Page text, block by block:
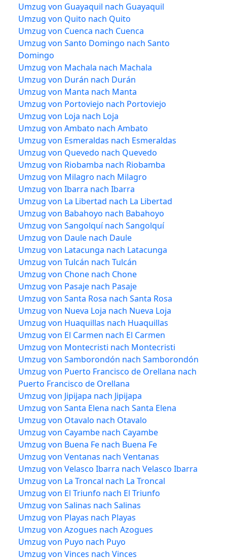
Umzug von Guayaquil nach Guayaquil
Umzug von Quito nach Quito
Umzug von Cuenca nach Cuenca
Umzug von Santo Domingo nach Santo
Domingo
Umzug von Machala nach Machala
Umzug von Durán nach Durán
Umzug von Manta nach Manta
Umzug von Portoviejo nach Portoviejo
Umzug von Loja nach Loja
Umzug von Ambato nach Ambato
Umzug von Esmeraldas nach Esmeraldas
Umzug von Quevedo nach Quevedo
Umzug von Riobamba nach Riobamba
Umzug von Milagro nach Milagro
Umzug von Ibarra nach Ibarra
Umzug von La Libertad nach La Libertad
Umzug von Babahoyo nach Babahoyo
Umzug von Sangolquí nach Sangolquí
Umzug von Daule nach Daule
Umzug von Latacunga nach Latacunga
Umzug von Tulcán nach Tulcán
Umzug von Chone nach Chone
Umzug von Pasaje nach Pasaje
Umzug von Santa Rosa nach Santa Rosa
Umzug von Nueva Loja nach Nueva Loja
Umzug von Huaquillas nach Huaquillas
Umzug von El Carmen nach El Carmen
Umzug von Montecristi nach Montecristi
Umzug von Samborondón nach Samborondón
Umzug von Puerto Francisco de Orellana nach
Puerto Francisco de Orellana
Umzug von Jipijapa nach Jipijapa
Umzug von Santa Elena nach Santa Elena
Umzug von Otavalo nach Otavalo
Umzug von Cayambe nach Cayambe
Umzug von Buena Fe nach Buena Fe
Umzug von Ventanas nach Ventanas
Umzug von Velasco Ibarra nach Velasco Ibarra
Umzug von La Troncal nach La Troncal
Umzug von El Triunfo nach El Triunfo
Umzug von Salinas nach Salinas
Umzug von Playas nach Playas
Umzug von Azogues nach Azogues
Umzug von Puyo nach Puyo
Umzug von Vinces nach Vinces